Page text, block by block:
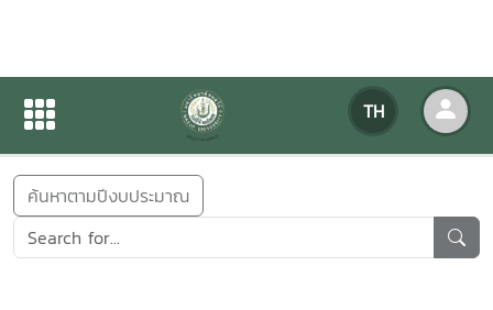
TH
ข่าวสารกิจกรรม
ค้นหาตามปีงบประมาณ